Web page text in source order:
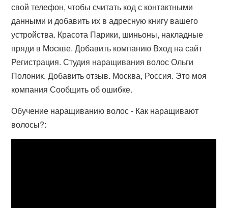
свой телефон, чтобы считать код с контактными
данными и добавить их в адресную книгу вашего
устройства. Красота Парики, шиньоны, накладные
пряди в Москве. Добавить компанию Вход на сайт
Регистрация. Студия наращивания волос Ольги
Полоник. Добавить отзыв. Москва, Россия. Это моя
компания Сообщить об ошибке.
Обучение наращиванию волос - Как наращивают
волосы?: